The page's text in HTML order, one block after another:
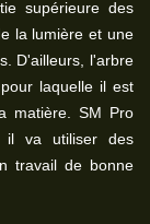
supérieure des
la lumière et une
D'ailleurs, l'arbre
laquelle il est
matière. SM Pro
il va utiliser des
travail de bonne